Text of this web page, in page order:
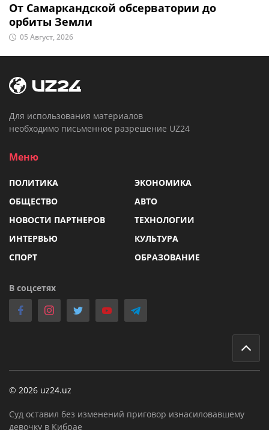
От Самаркандской обсерватории до
орбиты Земли
05 Август, 2026
Для использования материалов
необходимо письменное разрешение UZ24
Меню
ПОЛИТИКА
ЭКОНОМИКА
ОБЩЕСТВО
АВТО
НОВОСТИ ПАРТНЕРОВ
ТЕХНОЛОГИИ
ИНТЕРВЬЮ
КУЛЬТУРА
СПОРТ
ОБРАЗОВАНИЕ
В соцсетях
© 2026 uz24.uz
Суд оставил без изменений приговор изнасиловавшему
девочку в Кибрае